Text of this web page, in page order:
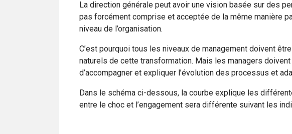
La direction générale peut avoir une vision basée sur des
pas forcément comprise et acceptée de la même manière
niveau de l’organisation.
C’est pourquoi tous les niveaux de management doivent
naturels de cette transformation. Mais les managers
d’accompagner et expliquer l’évolution des processus et
Dans le schéma ci-dessous, la courbe explique les
entre le choc et l’engagement sera différente suivant les